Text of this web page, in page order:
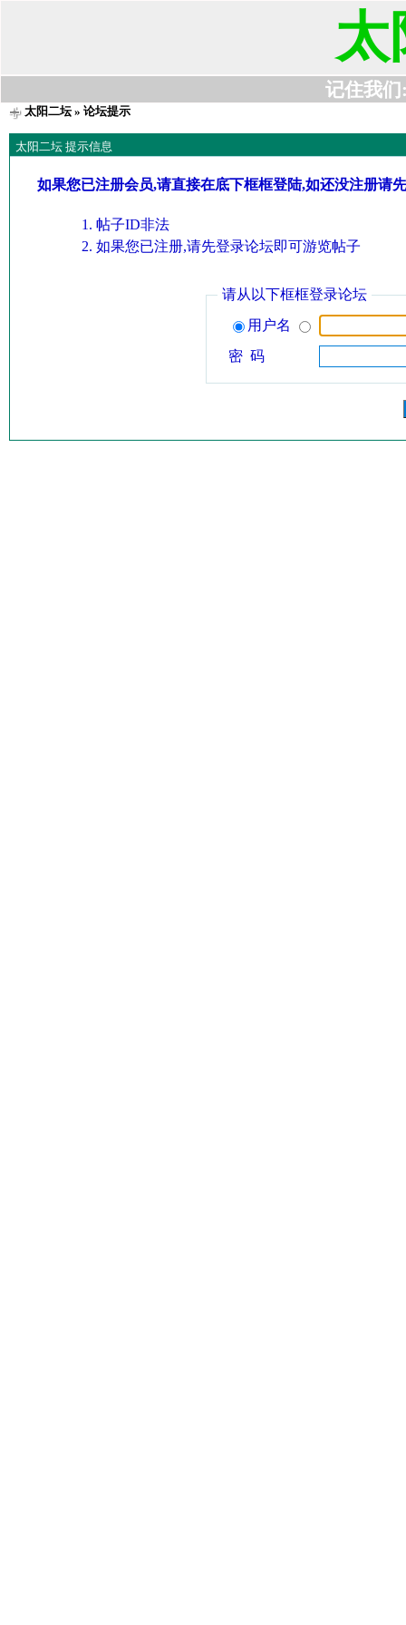
太
记住我们
太阳二坛» 论坛提示
太阳二坛 提示信息
如果您已注册会员,请直接在底下框框登陆,如还没注册请
帖子ID非法
如果您已注册,请先登录论坛即可游览帖子
请从以下框框登录论坛
用户名
密 码